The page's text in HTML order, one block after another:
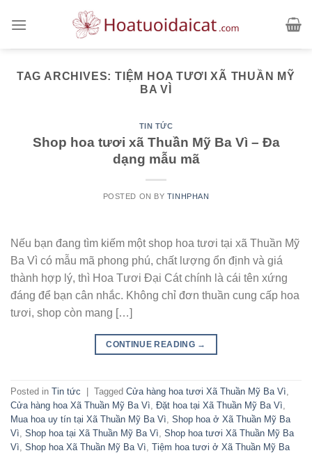
TAG ARCHIVES:TIỆM HOA TƯƠI XÃ THUẦN MỸ
BA VÌ
TIN TỨC
Shop hoa tươi xã Thuần Mỹ Ba Vì – Đa
dạng mẫu mã
POSTED ON BY TINHPHAN
Nếu bạn đang tìm kiếm một shop hoa tươi tại xã Thuần Mỹ
Ba Vì có mẫu mã phong phú, chất lượng ổn định và giá
thành hợp lý, thì Hoa Tươi Đại Cát chính là cái tên xứng
đáng để bạn cân nhắc. Không chỉ đơn thuần cung cấp hoa
tươi, shop còn mang […]
CONTINUE READING →
Posted in Tin tức Tagged Cửa hàng hoa tươi Xã Thuần Mỹ Ba Vì
Cửa hàng hoa Xã Thuần Mỹ Ba Vì Đặt hoa tại Xã Thuần Mỹ Ba Vì
Mua hoa uy tín tại Xã Thuần Mỹ Ba Vì Shop hoa ở Xã Thuần Mỹ Ba
Vì Shop hoa tại Xã Thuần Mỹ Ba Vì Shop hoa tươi Xã Thuần Mỹ Ba
Vì Shop hoa Xã Thuần Mỹ Ba Vì Tiệm hoa tươi ở Xã Thuần Mỹ Ba